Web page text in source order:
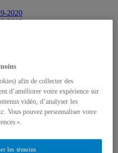
2020
2019
écrit (DIA0400)
TECFÉE
et dates limites
afin de collecter des
d’améliorer votre expérience sur
vidéo, d’analyser les
Vous pouvez personnaliser votre
».
les témoins